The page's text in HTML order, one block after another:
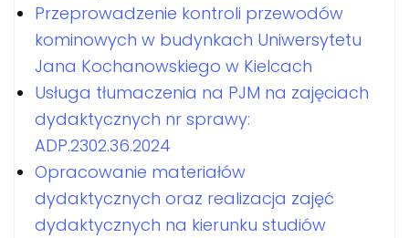
Przeprowadzenie kontroli przewodów
kominowych w budynkach Uniwersytetu
Jana Kochanowskiego w Kielcach
Usługa tłumaczenia na PJM na zajęciach
dydaktycznych nr sprawy:
ADP.2302.36.2024
Opracowanie materiałów
dydaktycznych oraz realizacja zajęć
dydaktycznych na kierunku studiów